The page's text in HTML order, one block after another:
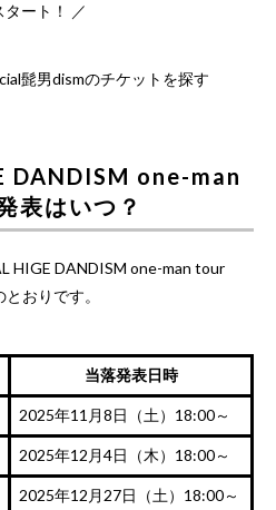
ート！ ／
髭男dismのチケットを探す
DANDISM one-man
表はいつ？
HIGE DANDISM one-man tour
おりです。
当落発表日時
2025年11月8日（土）18:00～
2025年12月4日（木）18:00～
2025年12月27日（土）18:00～